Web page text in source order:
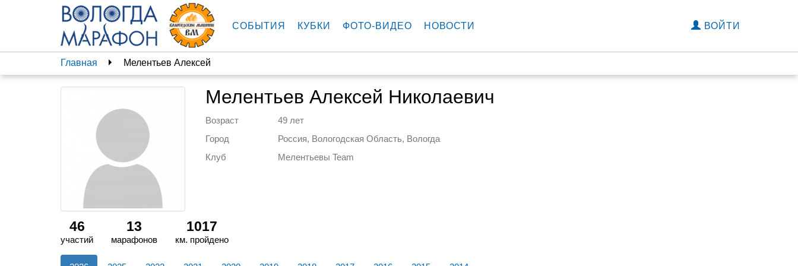
СОБЫТИЯ КУБКИ ФОТО-ВИДЕО НОВОСТИ ВОЙТИ
Главная Мелентьев Алексей
Мелентьев Алексей Николаевич
Возраст
49 лет
Город
Россия, Вологодская Область, Вологда
Клуб
Мелентьевы Team
46
участий
13
марафонов
1017
км. пройдено